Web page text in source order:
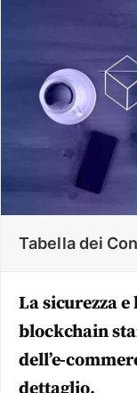
Tabella dei
La sicurezza
blockchain
dell’e-